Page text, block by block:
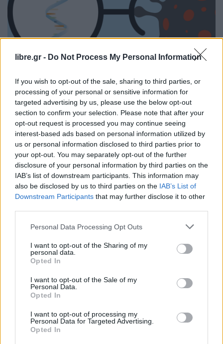
libre.gr - Do Not Process My Personal Information
If you wish to opt-out of the sale, sharing to third parties, or
processing of your personal or sensitive information for
targeted advertising by us, please use the below opt-out
section to confirm your selection. Please note that after your
opt-out request is processed you may continue seeing
interest-based ads based on personal information utilized by
us or personal information disclosed to third parties prior to
your opt-out. You may separately opt-out of the further
disclosure of your personal information by third parties on the
IAB’s list of downstream participants. This information may
also be disclosed by us to third parties on the IAB’s List of
Downstream Participants that may further disclose it to other
Personal Data Processing Opt Outs
I want to opt-out of the Sharing of my
personal data.
Opted In
I want to opt-out of the Sale of my
Personal Data.
Opted In
I want to opt-out of processing my
Personal Data for Targeted Advertising.
Opted In
HEALTH REPORT MIRROR
mRNA τεχνολογία: Στα σκαριά το
πρώτο εμβόλιο “πολυεργαλείο” κατά
του
Η Συντακτική ομάδα του Libre
ένας από τους πιο φονικούς και τρομακτικούς
παθογόνους μικροοργανισμούς που έχει
που εξελίσσονται ραγδαία –από υψηλό πυρετό και
εμετούς μέχρι εσωτερική αιμορραγία και
πολυοργανική ανεπάρκεια– η νόσος προκαλεί τον
θάνατο σχεδόν στο 50% των περιπτώσεων.
ΠΕΡΙΣΣΌΤΕΡΑ ...